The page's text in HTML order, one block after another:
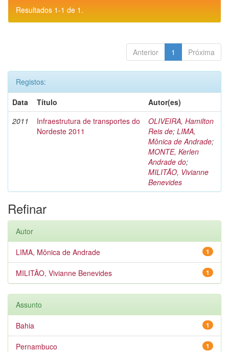
Resultados 1-1 de 1.
Anterior 1 Próxima
Registos:
Data
Título
Autor(es)
2011
Infraestrutura de transportes do
Nordeste 2011
OLIVEIRA, Hamilton
Reis de; LIMA,
Mônica de Andrade;
MONTE, Kerlen
Andrade do;
MILITÃO, Vivianne
Benevides
Refinar
Autor
1
LIMA, Mônica de Andrade
1
MILITÃO, Vivianne Benevides
Assunto
1
Bahia
1
Pernambuco